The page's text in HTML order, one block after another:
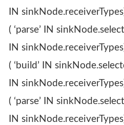
IN
( ‘parse’ IN
IN
( ‘build’ IN
IN
( ‘parse’ IN
IN